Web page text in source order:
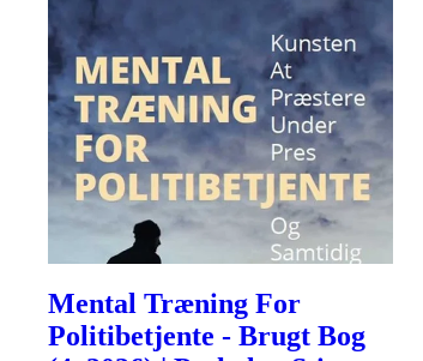
Mental Træning For
Politibetjente - Brugt Bog